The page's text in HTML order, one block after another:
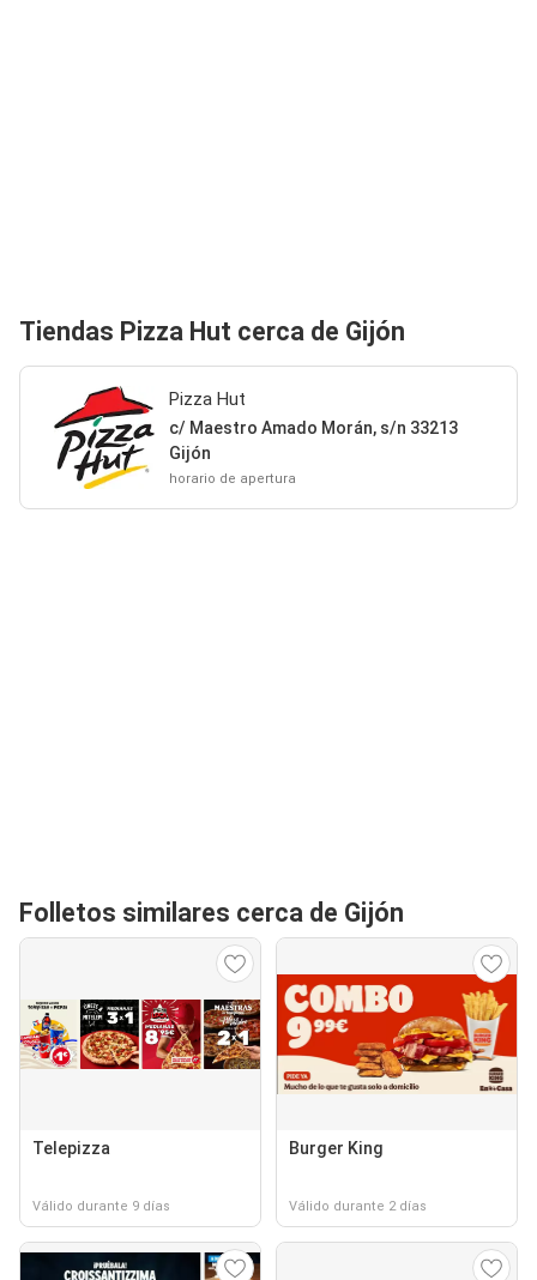
Tiendas Pizza Hut cerca de Gijón
Pizza Hut
c/ Maestro Amado Morán, s/n 33213
Gijón
horario de apertura
Folletos similares cerca de Gijón
Telepizza
Válido durante 9 días
Burger King
Válido durante 2 días